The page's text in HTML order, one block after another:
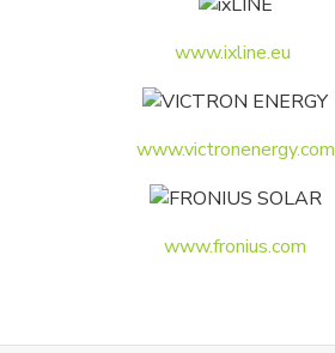
www.ixline.eu
www.victronenergy.com
www.fronius.com